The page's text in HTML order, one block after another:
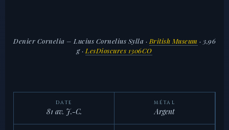
Denier Cornelia – Lucius Cornelius Sylla · British Museum · 3,96
g · LesDioscures 1306CO
DATE
81 av. J.-C.
MÉTAL
Argent